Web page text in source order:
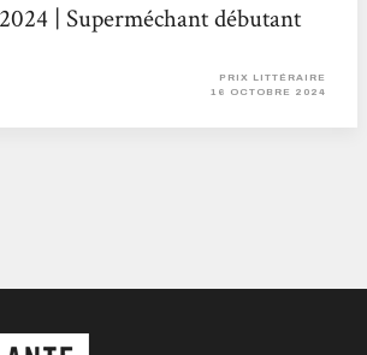
| Superméchant débutant
PRIX LITTÉRAIRE
16 OCTOBRE 2024